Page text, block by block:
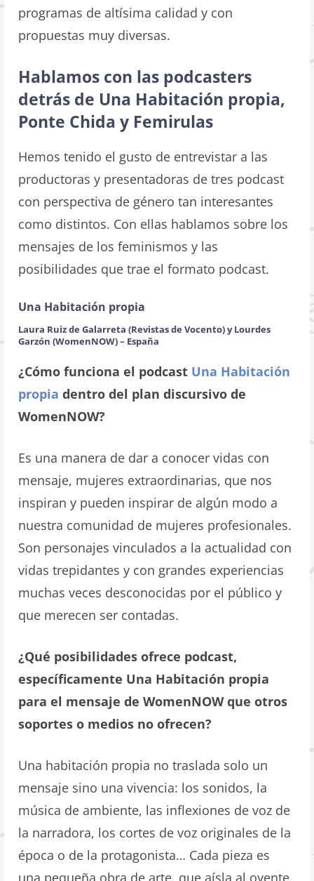
programas de altísima calidad y con
propuestas muy diversas.
Hablamos con las podcasters
detrás de Una Habitación propia,
Ponte Chida y Femirulas
Hemos tenido el gusto de entrevistar a las
productoras y presentadoras de tres podcast
con perspectiva de género tan interesantes
como distintos. Con ellas hablamos sobre los
mensajes de los feminismos y las
posibilidades que trae el formato podcast.
Una Habitación propia
Laura Ruiz de Galarreta (Revistas de Vocento) y Lourdes
Garzón (WomenNOW) – España
¿Cómo funciona el podcast Una Habitación
propia dentro del plan discursivo de
WomenNOW?
Es una manera de dar a conocer vidas con
mensaje, mujeres extraordinarias, que nos
inspiran y pueden inspirar de algún modo a
nuestra comunidad de mujeres profesionales.
Son personajes vinculados a la actualidad con
vidas trepidantes y con grandes experiencias
muchas veces desconocidas por el público y
que merecen ser contadas.
¿Qué posibilidades ofrece podcast,
específicamente Una Habitación propia
para el mensaje de WomenNOW que otros
soportes o medios no ofrecen?
Una habitación propia no traslada solo un
mensaje sino una vivencia: los sonidos, la
música de ambiente, las inflexiones de voz de
la narradora, los cortes de voz originales de la
época o de la protagonista… Cada pieza es